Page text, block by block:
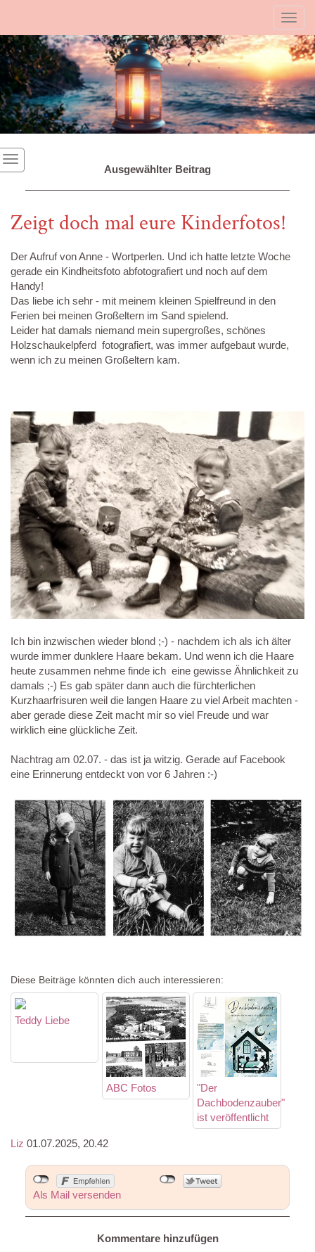
Ausgewählter Beitrag
Zeigt doch mal eure Kinderfotos!
Der Aufruf von Anne - Wortperlen. Und ich hatte letzte Woche
gerade ein Kindheitsfoto abfotografiert und noch auf dem
Handy!
Das liebe ich sehr - mit meinem kleinen Spielfreund in den
Ferien bei meinen Großeltern im Sand spielend.
Leider hat damals niemand mein supergroßes, schönes
Holzschaukelpferd fotografiert, was immer aufgebaut wurde,
wenn ich zu meinen Großeltern kam.
Ich bin inzwischen wieder blond ;-) - nachdem ich als ich älter
wurde immer dunklere Haare bekam. Und wenn ich die Haare
heute zusammen nehme finde ich eine gewisse Ähnlichkeit zu
damals ;-) Es gab später dann auch die fürchterlichen
Kurzhaarfrisuren weil die langen Haare zu viel Arbeit machten -
aber gerade diese Zeit macht mir so viel Freude und war
wirklich eine glückliche Zeit.
Nachtrag am 02.07. - das ist ja witzig. Gerade auf Facebook
eine Erinnerung entdeckt von vor 6 Jahren :-)
Diese Beiträge könnten dich auch interessieren:
Teddy Liebe
ABC Fotos
"Der
Dachbodenzauber"
ist veröffentlicht
Liz 01.07.2025, 20.42
Als Mail versenden
Kommentare hinzufügen